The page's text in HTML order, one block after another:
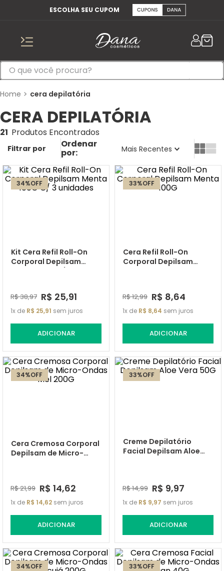
ESCOLHA SEU CUPOM
cera depilatória
CERA DEPILATÓRIA
21
Mais Recentes
34%OFF
Kit Cera Refil Roll-On
Corporal Depilsam
R$38,97 R$ 25,91
1 de R$ 25,91 sem juros
ADICIONAR
33%OFF
Cera Refil Roll-On
Corporal Depilsam
R$12,99 R$ 8,64
1 de R$ 8,64 sem juros
ADICIONAR
34%OFF
Cera Cremosa Corporal
Depilsam de Micro-
R$21,99 R$ 14,62
1 de R$ 14,62 sem juros
ADICIONAR
33%OFF
Creme Depilatório
Facial Depilsam Aloe
R$14,99 R$ 9,97
1 de R$ 9,97 sem juros
ADICIONAR
34%OFF 33%OFF